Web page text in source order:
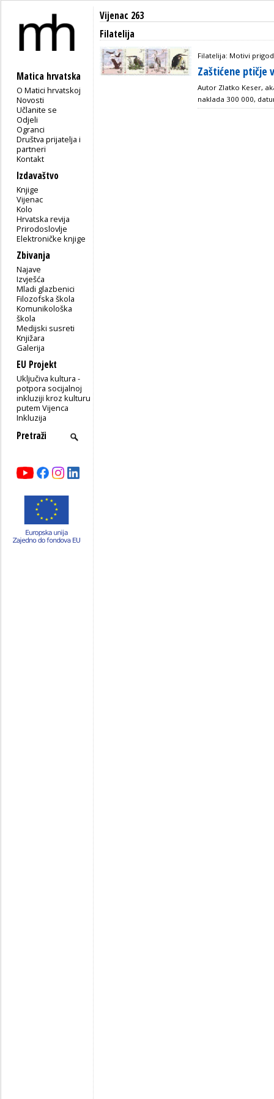
Matica hrvatska
O Matici hrvatskoj
Novosti
Učlanite se
Odjeli
Ogranci
Društva prijatelja i
partneri
Kontakt
Izdavaštvo
Knjige
Vijenac
Kolo
Hrvatska revija
Prirodoslovlje
Elektroničke knjige
Zbivanja
Najave
Izvješća
Mladi glazbenici
Filozofska škola
Komunikološka
škola
Medijski susreti
Knjižara
Galerija
EU Projekt
Uključiva kultura -
potpora socijalnoj
inkluziji kroz kulturu
putem Vijenca
Inkluzija
Vijenac 263
Filatelija
Filatelija: Motivi
Zaštićene ptičje
Autor Zlatko Keser,
naklada 300 000,